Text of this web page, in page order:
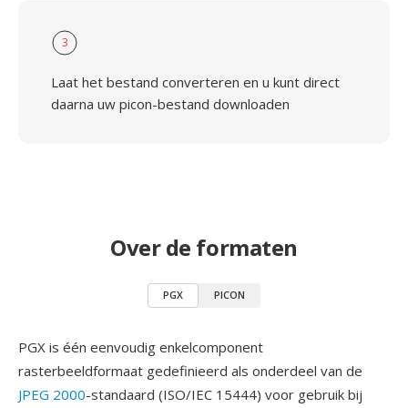
3
Laat het bestand converteren en u kunt direct
daarna uw picon-bestand downloaden
Over de formaten
PGX PICON
PGX is één eenvoudig enkelcomponent
rasterbeeldformaat gedefinieerd als onderdeel van de
JPEG 2000-standaard (ISO/IEC 15444) voor gebruik bij